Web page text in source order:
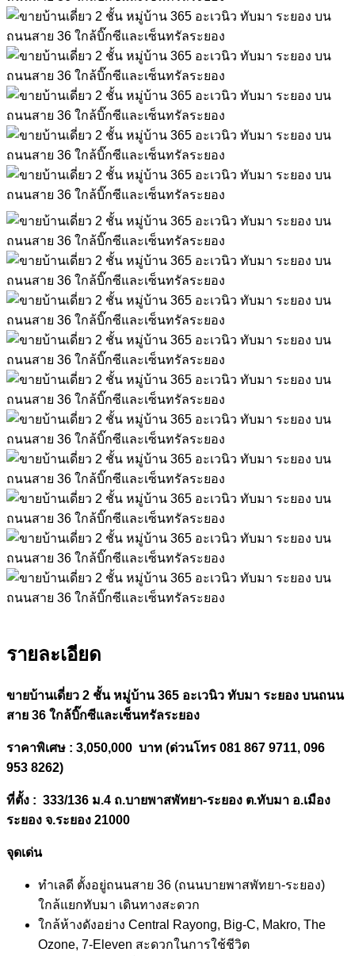
รายละเอียด
ขายบ้านเดี่ยว 2 ชั้นหมู่บ้าน365 อะเวนิว ทับมา ระยอง บนถนน
สาย 36 ใกล้บิ๊กซีและเซ็นทรัลระยอง
ราคาพิเศษ : 3,050,000 บาท (ด่วนโทร 081 867 9711, 096
953 8262)
ที่ตั้ง : 333/136 ม.4 ถ.บายพาสพัทยา-ระยอง ต.ทับมา อ.เมือง
ระยอง จ.ระยอง 21000
จุดเด่น
ทำเลดี ตั้งอยู่ถนนสาย 36 (ถนนบายพาสพัทยา-ระยอง)
ใกล้แยกทับมา เดินทางสะดวก
ใกล้ห้างดังอย่าง Central Rayong, Big-C, Makro, The
Ozone, 7-Eleven สะดวกในการใช้ชีวิต